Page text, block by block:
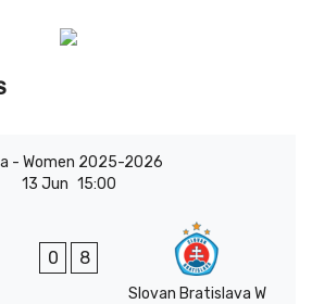
- Women 2025-2026
13 Jun 15:00
0 8
Slovan Bratislava W